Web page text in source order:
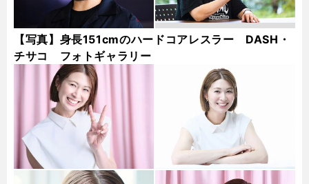
【写真】身長151cmのハードコアレスラー DASH・
チサコ フォトギャラリー